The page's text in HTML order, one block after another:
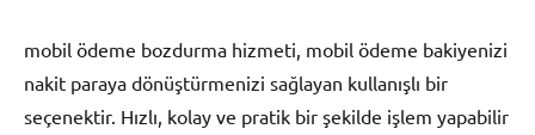
mobil ödeme bozdurma hizmeti, mobil ödeme bakiyenizi
nakit paraya dönüştürmenizi sağlayan kullanışlı bir
seçenektir. Hızlı, kolay ve pratik bir şekilde işlem yapabilir